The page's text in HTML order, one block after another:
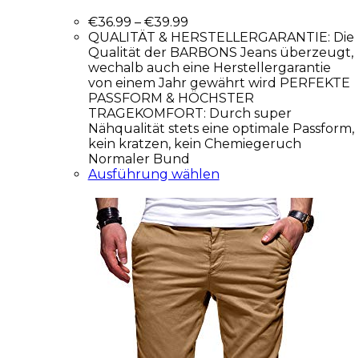
€36.99 – €39.99
QUALITÄT & HERSTELLERGARANTIE: Die
Qualität der BARBONS Jeans überzeugt,
wechalb auch eine Herstellergarantie
von einem Jahr gewährt wird PERFEKTE
PASSFORM & HÖCHSTER
TRAGEKOMFORT: Durch super
Nähqualität stets eine optimale Passform,
kein kratzen, kein Chemiegeruch
Normaler Bund
Ausführung wählen